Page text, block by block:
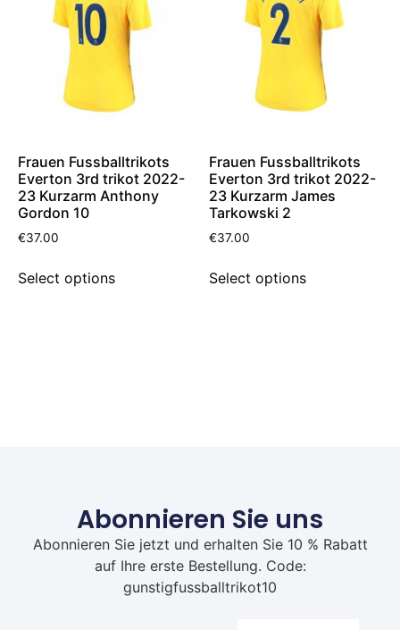
Frauen Fussballtrikots
Everton 3rd trikot 2022-
23 Kurzarm Anthony
Gordon 10
€37.00
Select options
Frauen Fussballtrikots
Everton 3rd trikot 2022-
23 Kurzarm James
Tarkowski 2
€37.00
Select options
Abonnieren Sie uns
Abonnieren Sie jetzt und erhalten Sie 10 % Rabatt
auf Ihre erste Bestellung. Code:
gunstigfussballtrikot10